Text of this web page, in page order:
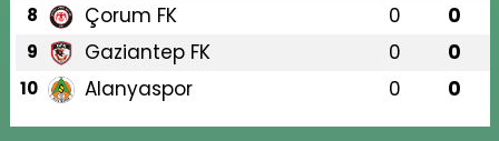
8 Çorum FK 0 0
9 Gaziantep FK 0 0
10 Alanyaspor 0 0